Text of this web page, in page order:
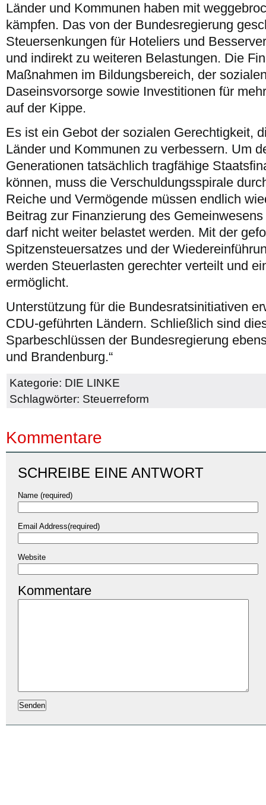
Länder und Kommunen haben mit
kämpfen. Das von der Bundesregierung
Steuersenkungen für Hoteliers und
und indirekt zu weiteren Belastungen. Die
Maßnahmen im Bildungsbereich, der
Daseinsvorsorge sowie Investitionen für
auf der Kippe.
Es ist ein Gebot der sozialen Gerechtigkeit,
Länder und Kommunen zu verbessern. Um
Generationen tatsächlich tragfähige
können, muss die Verschuldungsspirale
Reiche und Vermögende müssen endlich
Beitrag zur Finanzierung des
darf nicht weiter belastet werden. Mit der
Spitzensteuersatzes und der
werden Steuerlasten gerechter verteilt und
ermöglicht.
Unterstützung für die Bundesratsinitiativen
CDU-geführten Ländern. Schließlich sind
Sparbeschlüssen der Bundesregierung
und Brandenburg.“
Kategorie: DIE LINKE
Schlagwörter: Steuerreform
Kommentare
SCHREIBE EINE ANTWORT
Name (required)
Email Address(required)
Website
Kommentare